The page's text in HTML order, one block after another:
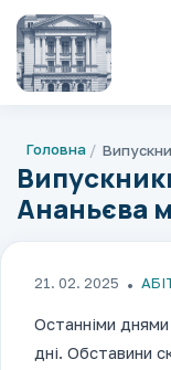
Головна
Ананьєва
21. 02. 2025
Останніми
дні. Обставини